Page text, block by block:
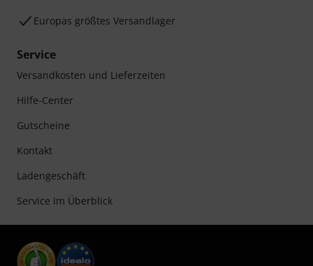
Europas größtes Versandlager
Service
Versandkosten und Lieferzeiten
Hilfe-Center
Gutscheine
Kontakt
Ladengeschäft
Service im Überblick